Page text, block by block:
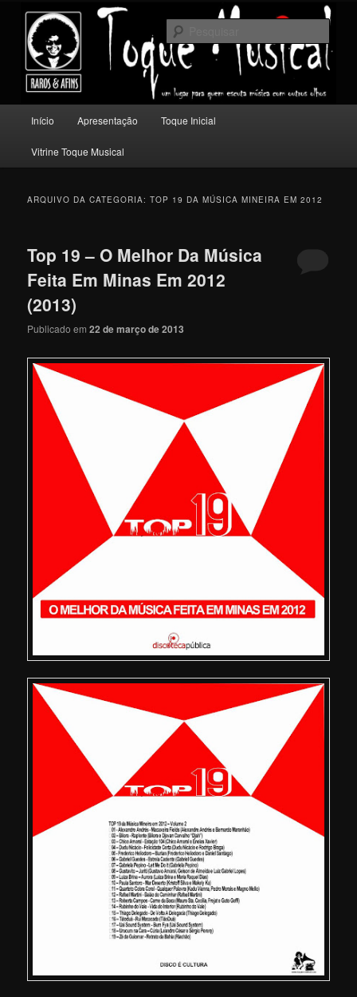
conteúdo
principal
conteúdo
secundário
Toque Musical
Um lugar para quem escuta música com outros olhos.
principal
Início Apresentação Toque Inicial
Vitrine Toque Musical
ARQUIVO DA CATEGORIA:TOP 19 DA MÚSICA MINEIRA EM 2012
Top 19 – O Melhor Da Música
Feita Em Minas Em 2012
(2013)
Publicado em22 de março de 2013